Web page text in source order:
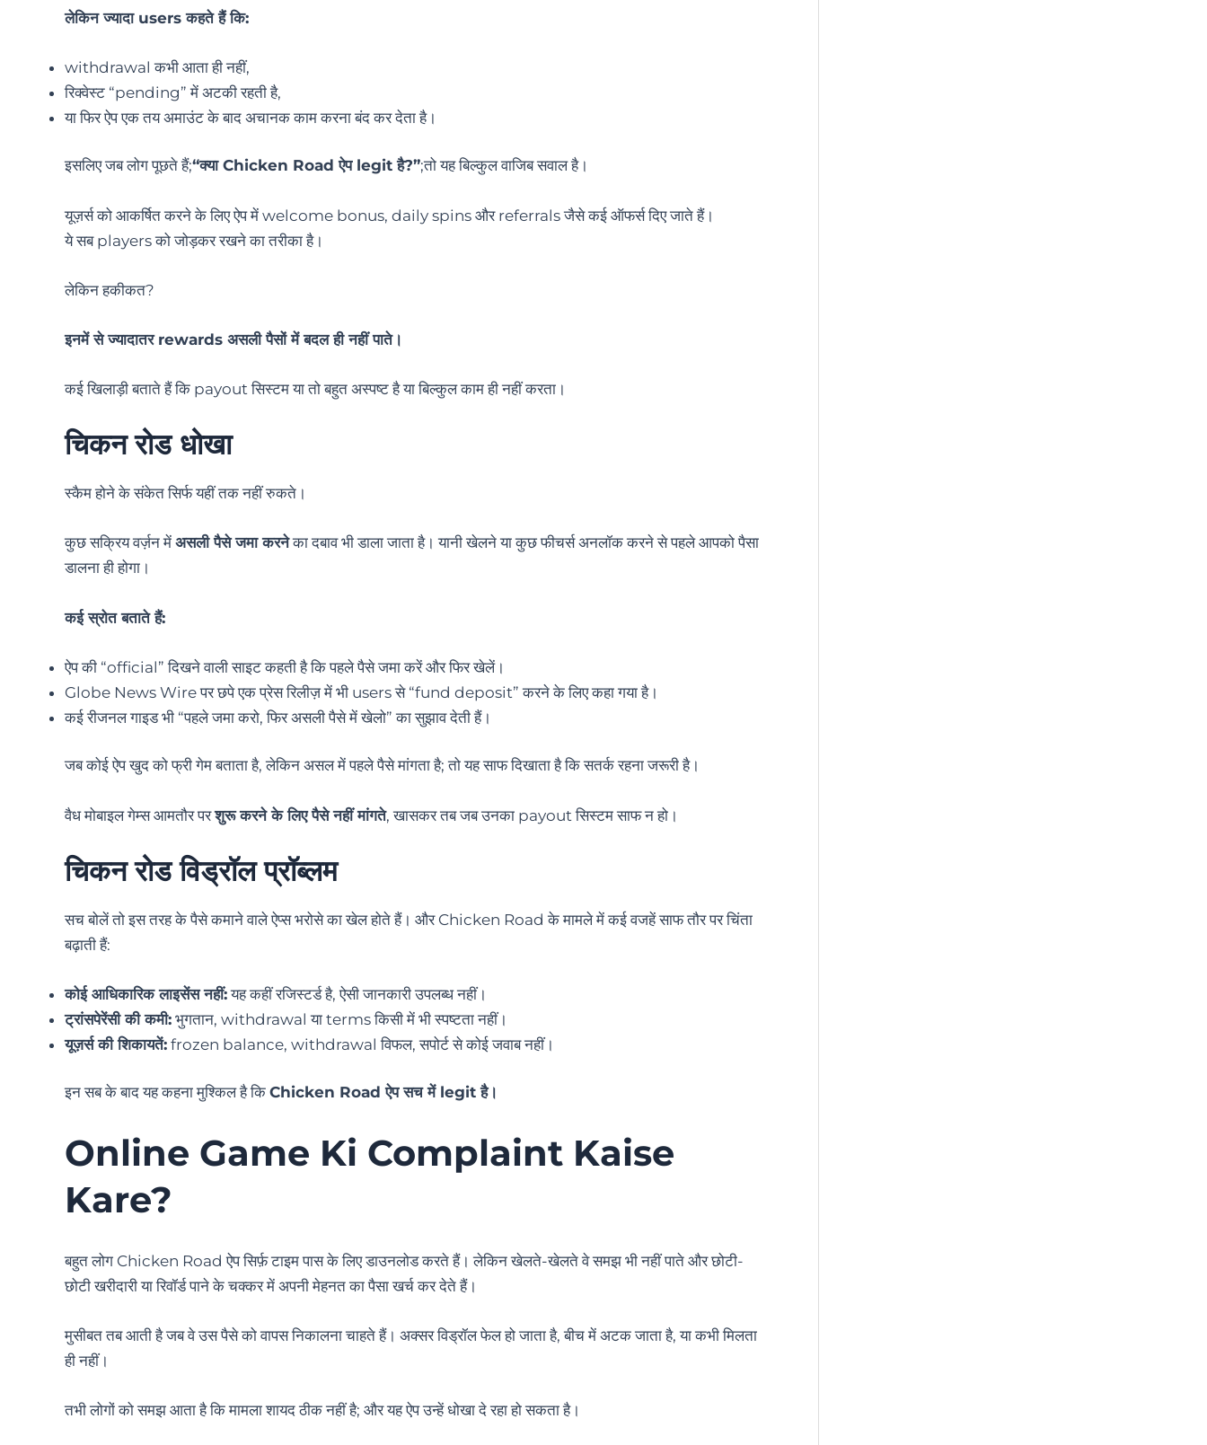
लेकिन ज्यादा users कहते हैं कि:
withdrawal कभी आता ही नहीं,
रिक्वेस्ट “pending” में अटकी रहती है,
या फिर ऐप एक तय अमाउंट के बाद अचानक काम करना बंद कर देता है।
इसलिए जब लोग पूछते हैं;“क्या Chicken Road ऐप legit है?”;तो यह बिल्कुल वाजिब सवाल है।
यूज़र्स को आकर्षित करने के लिए ऐप में welcome bonus, daily spins और referrals जैसे कई ऑफर्स दिए जाते हैं।
ये सब players को जोड़कर रखने का तरीका है।
लेकिन हकीकत?
इनमें से ज्यादातर rewards असली पैसों में बदल ही नहीं पाते।
कई खिलाड़ी बताते हैं कि payout सिस्टम या तो बहुत अस्पष्ट है या बिल्कुल काम ही नहीं करता।
चिकन रोड धोखा
स्कैम होने के संकेत सिर्फ यहीं तक नहीं रुकते।
कुछ सक्रिय वर्ज़न में असली पैसे जमा करनेका दबाव भी डाला जाता है। यानी खेलने या कुछ फीचर्स अनलॉक करने से पहले आपको पैसा
डालना ही होगा।
कई स्रोत बताते हैं:
ऐप की “official” दिखने वाली साइट कहती है कि पहले पैसे जमा करें और फिर खेलें।
Globe News Wire पर छपे एक प्रेस रिलीज़ में भी users से “fund deposit” करने के लिए कहा गया है।
कई रीजनल गाइड भी “पहले जमा करो, फिर असली पैसे में खेलो” का सुझाव देती हैं।
जब कोई ऐप खुद को फ्री गेम बताता है, लेकिन असल में पहले पैसे मांगता है; तो यह साफ दिखाता है कि सतर्क रहना जरूरी है।
वैध मोबाइल गेम्स आमतौर परशुरू करने के लिए पैसे नहीं मांगते, खासकर तब जब उनका payout सिस्टम साफ न हो।
चिकन रोड विड्रॉल प्रॉब्लम
सच बोलें तो इस तरह के पैसे कमाने वाले ऐप्स भरोसे का खेल होते हैं। और Chicken Road के मामले में कई वजहें साफ तौर पर चिंता
बढ़ाती हैं:
कोई आधिकारिक लाइसेंस नहीं:यह कहीं रजिस्टर्ड है, ऐसी जानकारी उपलब्ध नहीं।
ट्रांसपेरेंसी की कमी: भुगतान, withdrawal या terms किसी में भी स्पष्टता नहीं।
यूज़र्स की शिकायतें: frozen balance, withdrawal विफल, सपोर्ट से कोई जवाब नहीं।
इन सब के बाद यह कहना मुश्किल है कि Chicken Road ऐप सच में legit है।
Online Game Ki Complaint Kaise
Kare?
बहुत लोग Chicken Road ऐप सिर्फ़ टाइम पास के लिए डाउनलोड करते हैं। लेकिन खेलते-खेलते वे समझ भी नहीं पाते और छोटी-
छोटी खरीदारी या रिवॉर्ड पाने के चक्कर में अपनी मेहनत का पैसा खर्च कर देते हैं।
मुसीबत तब आती है जब वे उस पैसे को वापस निकालना चाहते हैं। अक्सर विड्रॉल फेल हो जाता है, बीच में अटक जाता है, या कभी मिलता
ही नहीं।
तभी लोगों को समझ आता है कि मामला शायद ठीक नहीं है; और यह ऐप उन्हें धोखा दे रहा हो सकता है।